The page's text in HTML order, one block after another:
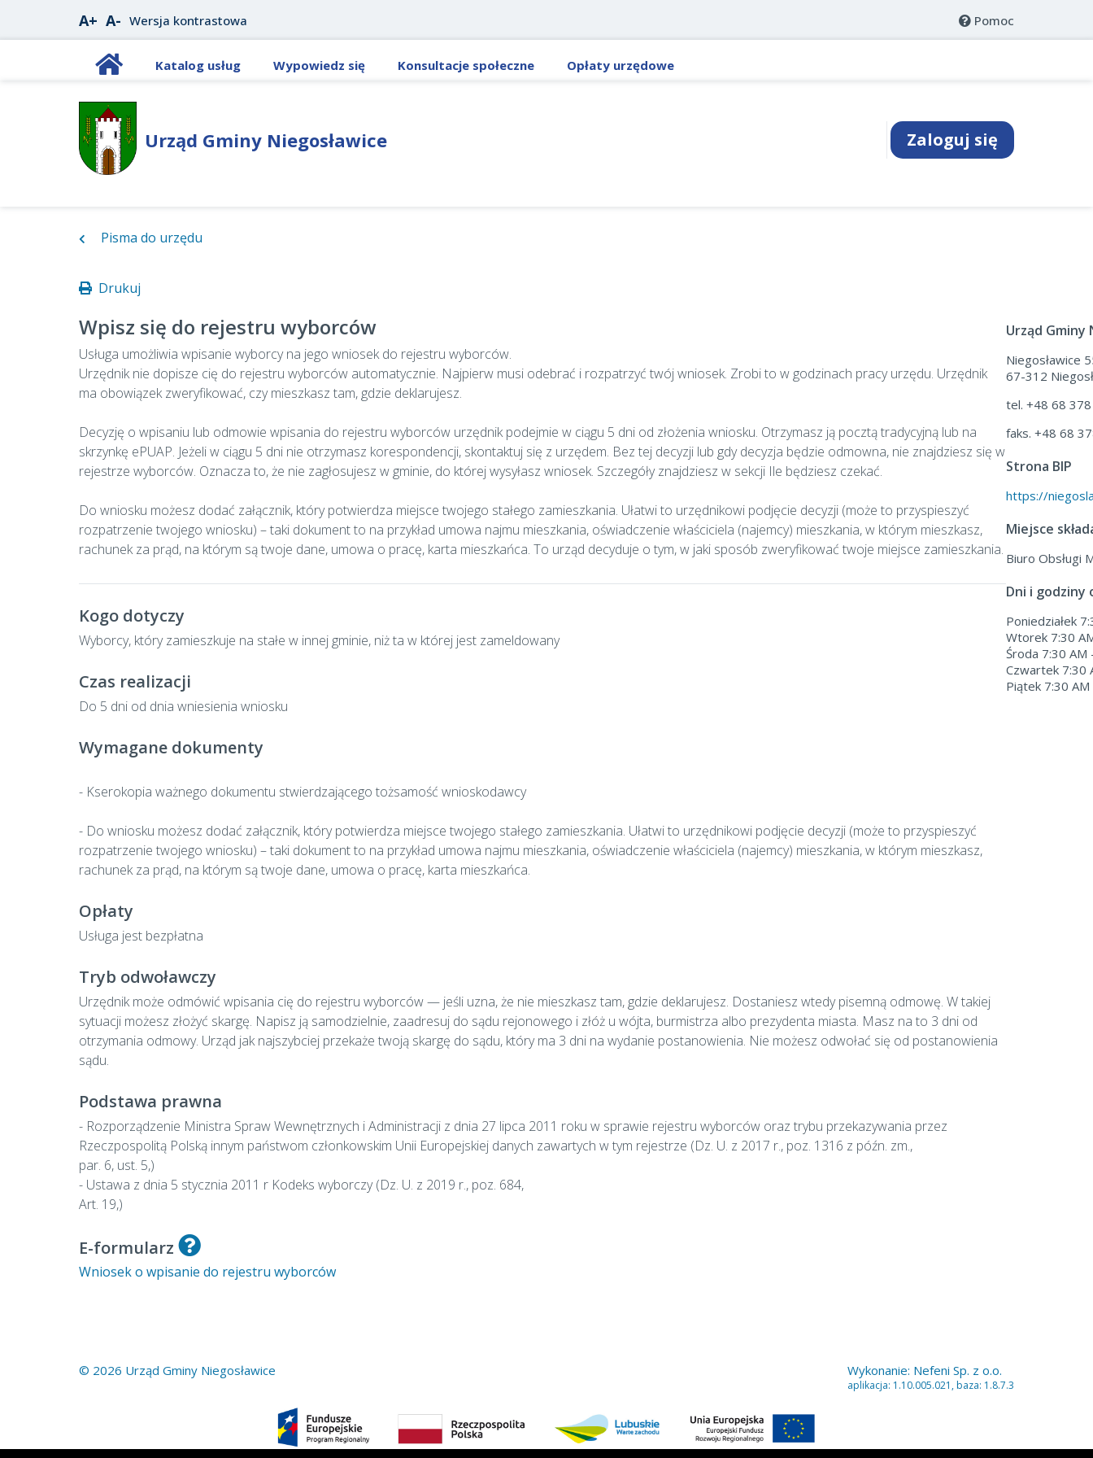
A+ A- Wersja kontrastowa Pomoc
Katalog usług Wypowiedz się Konsultacje społeczne Opłaty urzędowe
Urząd Gminy Niegosławice Zaloguj się
Pisma do urzędu
Drukuj
Wpisz się do rejestru wyborców
Usługa umożliwia wpisanie wyborcy na jego wniosek do rejestru wyborców.
Urzędnik nie dopisze cię do rejestru wyborców automatycznie. Najpierw musi odebrać i rozpatrzyć twój wniosek. Zrobi to w godzinach pracy urzędu. Urzędnik
ma obowiązek zweryfikować, czy mieszkasz tam, gdzie deklarujesz.
Decyzję o wpisaniu lub odmowie wpisania do rejestru wyborców urzędnik podejmie w ciągu 5 dni od złożenia wniosku. Otrzymasz ją pocztą tradycyjną lub na
skrzynkę ePUAP. Jeżeli w ciągu 5 dni nie otrzymasz korespondencji, skontaktuj się z urzędem. Bez tej decyzji lub gdy decyzja będzie odmowna, nie znajdziesz się w
rejestrze wyborców. Oznacza to, że nie zagłosujesz w gminie, do której wysyłasz wniosek. Szczegóły znajdziesz w sekcji Ile będziesz czekać.
Do wniosku możesz dodać załącznik, który potwierdza miejsce twojego stałego zamieszkania. Ułatwi to urzędnikowi podjęcie decyzji (może to przyspieszyć
rozpatrzenie twojego wniosku) – taki dokument to na przykład umowa najmu mieszkania, oświadczenie właściciela (najemcy) mieszkania, w którym mieszkasz,
rachunek za prąd, na którym są twoje dane, umowa o pracę, karta mieszkańca. To urząd decyduje o tym, w jaki sposób zweryfikować twoje miejsce zamieszkania.
Kogo dotyczy
Wyborcy, który zamieszkuje na stałe w innej gminie, niż ta w której jest zameldowany
Czas realizacji
Do 5 dni od dnia wniesienia wniosku
Wymagane dokumenty
- Kserokopia ważnego dokumentu stwierdzającego tożsamość wnioskodawcy
- Do wniosku możesz dodać załącznik, który potwierdza miejsce twojego stałego zamieszkania. Ułatwi to urzędnikowi podjęcie decyzji (może to przyspieszyć
rozpatrzenie twojego wniosku) – taki dokument to na przykład umowa najmu mieszkania, oświadczenie właściciela (najemcy) mieszkania, w którym mieszkasz,
rachunek za prąd, na którym są twoje dane, umowa o pracę, karta mieszkańca.
Opłaty
Usługa jest bezpłatna
Tryb odwoławczy
Urzędnik może odmówić wpisania cię do rejestru wyborców — jeśli uzna, że nie mieszkasz tam, gdzie deklarujesz. Dostaniesz wtedy pisemną odmowę. W takiej
sytuacji możesz złożyć skargę. Napisz ją samodzielnie, zaadresuj do sądu rejonowego i złóż u wójta, burmistrza albo prezydenta miasta. Masz na to 3 dni od
otrzymania odmowy. Urząd jak najszybciej przekaże twoją skargę do sądu, który ma 3 dni na wydanie postanowienia. Nie możesz odwołać się od postanowienia
sądu.
Podstawa prawna
- Rozporządzenie Ministra Spraw Wewnętrznych i Administracji z dnia 27 lipca 2011 roku w sprawie rejestru wyborców oraz trybu przekazywania przez
Rzeczpospolitą Polską innym państwom członkowskim Unii Europejskiej danych zawartych w tym rejestrze (Dz. U. z 2017 r., poz. 1316 z późn. zm.,
par. 6, ust. 5,)
- Ustawa z dnia 5 stycznia 2011 r Kodeks wyborczy (Dz. U. z 2019 r., poz. 684,
Art. 19,)
E-formularz
Wniosek o wpisanie do rejestru wyborców
Urząd Gminy
Niegosławice
67-312
tel. +48 68
faks. +48 68
Strona BIP
https://
Miejsce
Biuro Obsługi
Dni i godziny
Poniedziałek
Wtorek 7:30
Środa 7:30 AM
Czwartek 7:30
Piątek 7:30
© 2026 Urząd Gminy Niegosławice Wykonanie: Nefeni Sp. z o.o.
aplikacja: 1.10.005.021, baza: 1.8.7.3